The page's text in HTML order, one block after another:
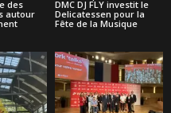
des
autour
DMC DJ FLY investit le
Delicatessen pour la
Fête de la Musique